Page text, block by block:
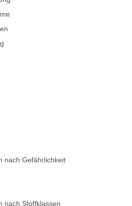
nach Gefährlichkeit
nach Stoffklassen